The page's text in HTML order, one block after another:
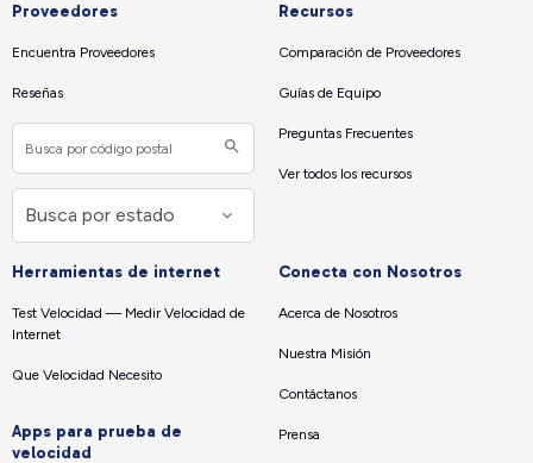
Proveedores
Encuentra Proveedores
Reseñas
Recursos
Comparación de Proveedores
Guías de Equipo
Preguntas Frecuentes
Ver todos los recursos
Herramientas de internet
Test Velocidad — Medir Velocidad de
Internet
Que Velocidad Necesito
Apps para prueba de
velocidad
Conecta con Nosotros
Acerca de Nosotros
Nuestra Misión
Contáctanos
Prensa